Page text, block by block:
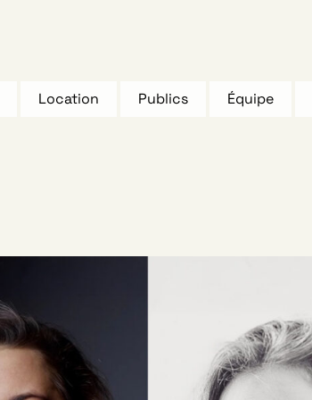
Location Publics Équipe